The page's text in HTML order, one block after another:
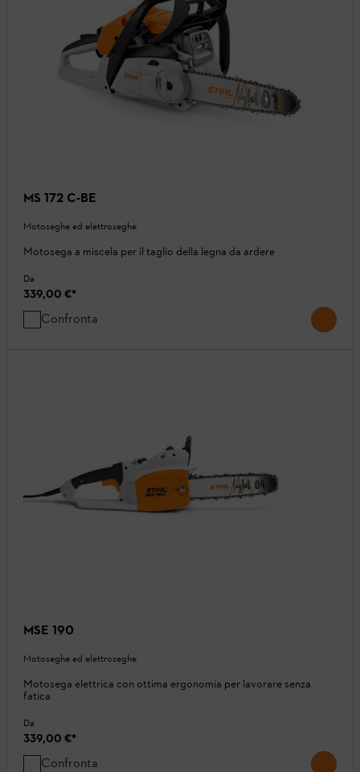
MS 172 C-BE
Motoseghe ed elettroseghe
Motosega a miscela per il taglio della legna da ardere
Da
339,00 €*
Confronta
MSE 190
Motoseghe ed elettroseghe
Motosega elettrica con ottima ergonomia per lavorare senza
fatica
Da
339,00 €*
Confronta